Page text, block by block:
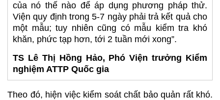
của nó thế nào để áp dụng phương pháp thử.
Viện quy định trong 5-7 ngày phải trả kết quả cho
một mẫu; tuy nhiên cũng có mẫu kiểm tra khó
khăn, phức tạp hơn, tới 2 tuần mới xong”.
TS Lê Thị Hồng Hảo, Phó Viện trưởng Kiểm
nghiệm ATTP Quốc gia
Theo đó, hiện việc kiểm soát chất bảo quản rất khó.